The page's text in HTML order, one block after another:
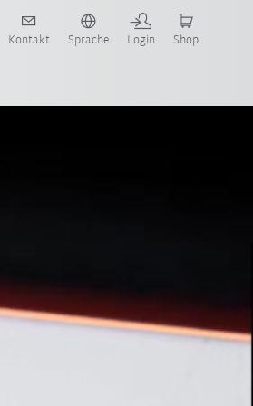
Kontakt Sprache Login Shop